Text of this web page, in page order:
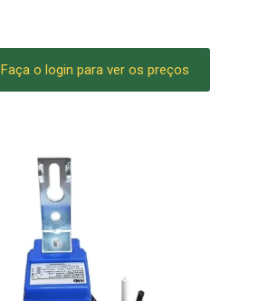
Faça o login para ver os preços